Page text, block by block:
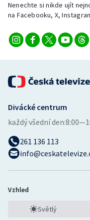
Nenechte si nikde ujít
na Facebooku, X,
Divácké centrum
každý všední den:
261 136 113
Vzhled
Světlý